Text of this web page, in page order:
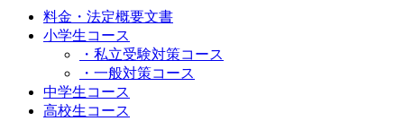
料金・法定概要文書
小学生コース
・私立受験対策コース
・一般対策コース
中学生コース
高校生コース